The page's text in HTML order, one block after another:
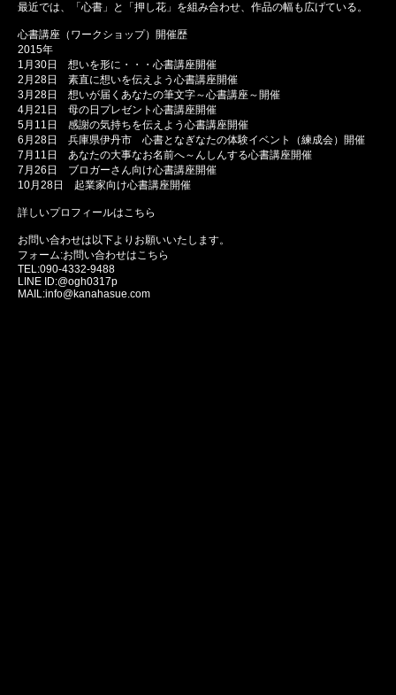
最近では、「心書」と「押し花」を組み合わせ、作品の幅も広げている。
心書講座（ワークショップ）開催歴
2015年
1月30日 想いを形に・・・心書講座開催
2月28日 素直に想いを伝えよう心書講座開催
3月28日 想いが届くあなたの筆文字～心書講座～開催
4月21日 母の日プレゼント心書講座開催
5月11日 感謝の気持ちを伝えよう心書講座開催
6月28日 兵庫県伊丹市 心書となぎなたの体験イベント（練成会）開催
7月11日 あなたの大事なお名前へ～んしんする心書講座開催
7月26日 ブロガーさん向け心書講座開催
10月28日 起業家向け心書講座開催
詳しいプロフィールはこちら
お問い合わせは以下よりお願いいたします。
フォーム:お問い合わせはこちら
TEL:090-4332-9488
LINE ID:@ogh0317p
MAIL:info@kanahasue.com